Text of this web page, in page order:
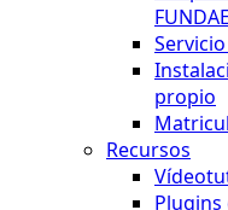
FUNDAE
propio
Recursos